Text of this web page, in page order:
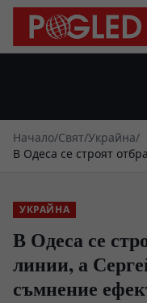
Начало/Свят/Украйна/
В Одеса се строят
УКРАЙНА
В Одеса се
линии, а
съмнение